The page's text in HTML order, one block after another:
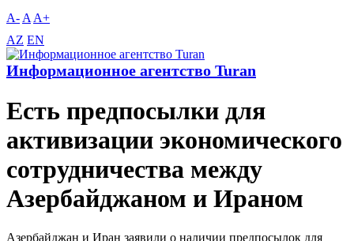
A- A A+
AZ EN
Информационное агентство Turan
Есть предпосылки для
активизации экономического
сотрудничества между
Азербайджаном и Ираном
Азербайджан и Иран заявили о наличии предпосылок для